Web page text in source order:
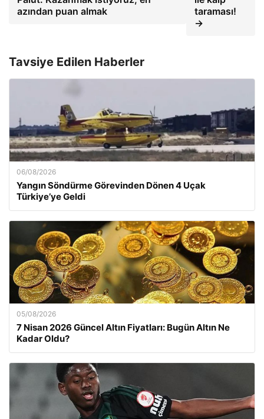
azından puan almak
taraması!
→
Tavsiye Edilen Haberler
06/08/2026
Yangın Söndürme Görevinden Dönen 4 Uçak
Türkiye’ye Geldi
05/08/2026
7 Nisan 2026 Güncel Altın Fiyatları: Bugün Altın Ne
Kadar Oldu?